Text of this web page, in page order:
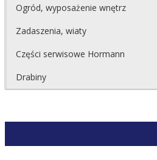
Ogród, wyposażenie wnętrz
Zadaszenia, wiaty
Części serwisowe Hormann
Drabiny